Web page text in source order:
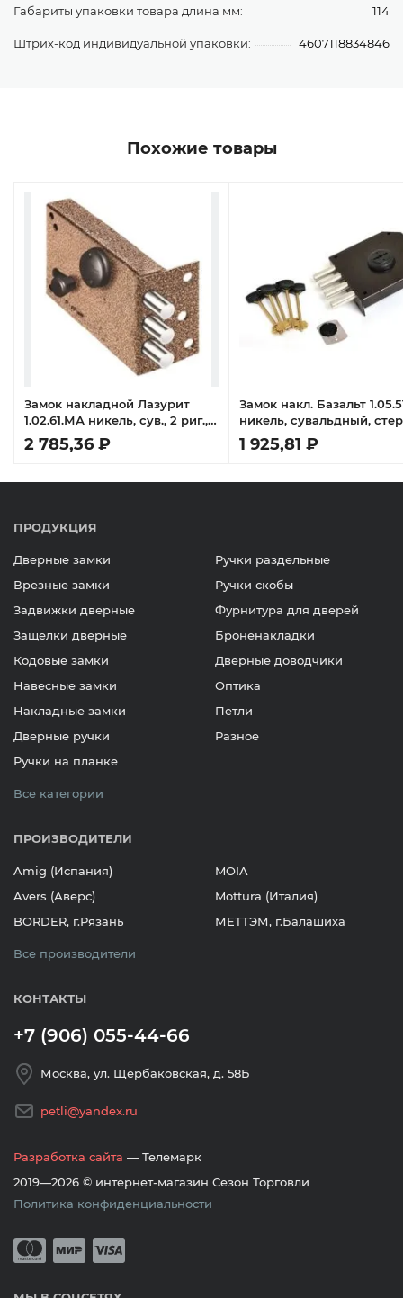
Габариты упаковки товара длина мм: 114
Штрих-код индивидуальной упаковки: 4607118834846
Похожие товары
Замок накладной Лазурит
1.02.61.МА никель, сув., 2 риг.,
задвижка-затвор, медный
антик /39328/
2 785,36 ₽
Замок накл. Базальт
никель, сувальдный,
4шт Ф14мм, медный
1 925,81 ₽
ПРОДУКЦИЯ
Дверные замки
Врезные замки
Задвижки дверные
Защелки дверные
Кодовые замки
Навесные замки
Накладные замки
Дверные ручки
Ручки на планке
Ручки раздельные
Ручки скобы
Фурнитура для дверей
Броненакладки
Дверные доводчики
Оптика
Петли
Разное
Все категории
ПРОИЗВОДИТЕЛИ
Amig (Испания)
Avers (Аверс)
BORDER, г.Рязань
MOIA
Mottura (Италия)
МЕТТЭМ, г.Балашиха
Все производители
КОНТАКТЫ
+7 (906) 055-44-66
Москва, ул. Щербаковская, д. 58Б
petli@yandex.ru
Разработка сайта — Телемарк
2019—2026 © интернет-магазин Сезон Торговли
Политика конфиденциальности
Принимается оплата банковскими